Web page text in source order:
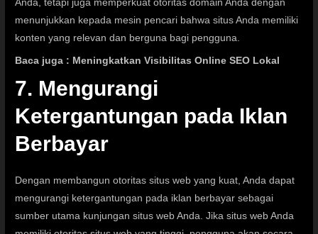
Anda, tetapi juga memperkuat otoritas domain Anda dengan
menunjukkan kepada mesin pencari bahwa situs Anda memiliki
konten yang relevan dan berguna bagi pengguna.
Baca juga : Meningkatkan Visibilitas Online SEO Lokal
7. Mengurangi
Ketergantungan pada Iklan
Berbayar
Dengan membangun otoritas situs web yang kuat, Anda dapat
mengurangi ketergantungan pada iklan berbayar sebagai
sumber utama kunjungan situs web Anda. Jika situs web Anda